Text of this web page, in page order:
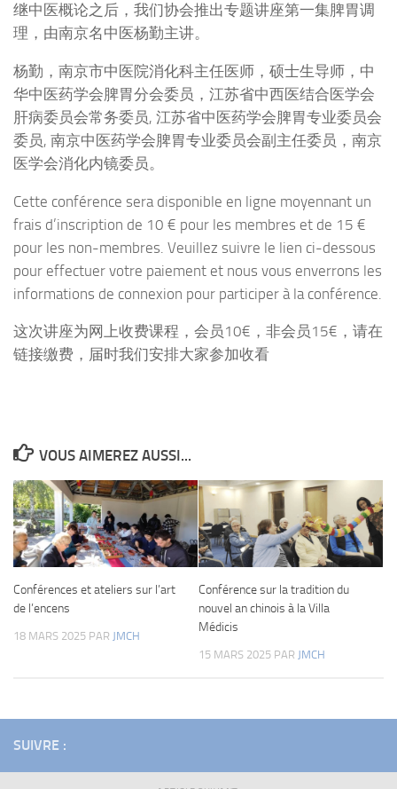
继中医概论之后，我们协会推出专题讲座第一集脾胃调
理，由南京名中医杨勤主讲。
杨勤，南京市中医院消化科主任医师，硕士生导师，中
华中医药学会脾胃分会委员，江苏省中西医结合医学会
肝病委员会常务委员, 江苏省中医药学会脾胃专业委员会
委员, 南京中医药学会脾胃专业委员会副主任委员，南京
医学会消化内镜委员。
Cette conférence sera disponible en ligne moyennant un
frais d’inscription de 10 € pour les membres et de 15 €
pour les non-membres. Veuillez suivre le lien ci-dessous
pour effectuer votre paiement et nous vous enverrons les
informations de connexion pour participer à la conférence.
这次讲座为网上收费课程，会员10€，非会员15€，请在
链接缴费，届时我们安排大家参加收看
VOUS AIMEREZ AUSSI...
Conférences et ateliers sur l’art
de l’encens
18 MARS 2025 PAR JMCH
Conférence sur la tradition du
nouvel an chinois à la Villa
Médicis
15 MARS 2025 PAR JMCH
SUIVRE :